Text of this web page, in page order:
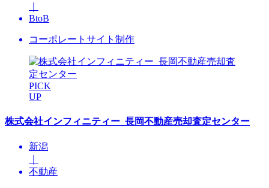
BtoB
コーポレートサイト制作
PICK
UP
株式会社インフィニティー_長岡不動産売却査定センター
新潟
不動産